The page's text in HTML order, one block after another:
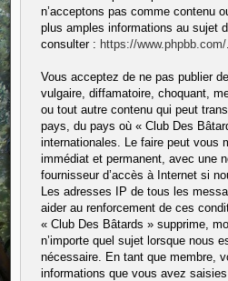
n’acceptons pas comme contenu
plus amples informations au sujet
consulter : https://www.phpbb.com/.
Vous acceptez de ne pas publier
vulgaire, diffamatoire, choquant,
ou tout autre contenu qui peut
pays, du pays où « Club Des
internationales. Le faire peut vous
immédiat et permanent, avec une
fournisseur d’accès à Internet si
Les adresses IP de tous les
aider au renforcement de ces
« Club Des Bâtards » supprime,
n’importe quel sujet lorsque nous
nécessaire. En tant que membre,
informations que vous avez